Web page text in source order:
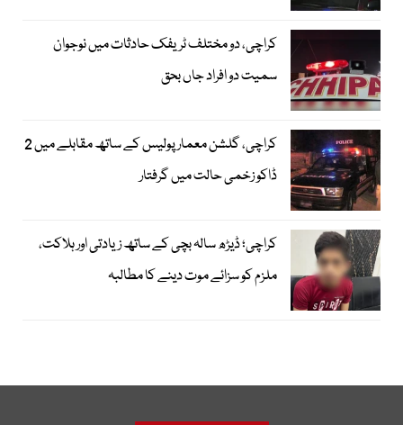
کراچی، دو مختلف ٹریفک حادثات میں نوجوان
سمیت دو افراد جاں بحق
کراچی، گلشن معمار پولیس کے ساتھ مقابلے میں 2
ڈاکو زخمی حالت میں گرفتار
کراچی؛ ڈیڑھ سالہ بچی کے ساتھ زیادتی اور ہلاکت،
ملزم کو سزائے موت دینے کا مطالبہ